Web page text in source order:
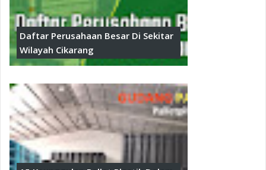
Daftar Perusahaan Besar Di Sekitar
Wilayah Cikarang